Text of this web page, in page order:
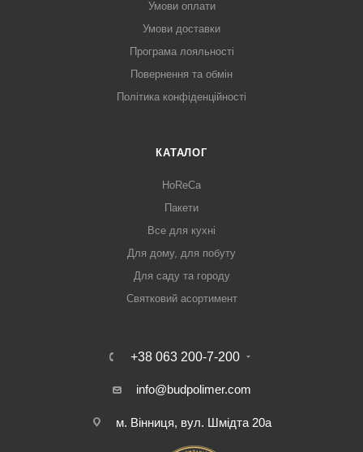
Умови оплати
Умови доставки
Програма лояльності
Повернення та обмін
Політика конфіденційності
КАТАЛОГ
HoReCa
Пакети
Все для кухні
Для дому, для побуту
Для саду та городу
Святковий асортимент
+38 063 200-7-200
info@budpolimer.com
м. Вінниця, вул. Шмідта 20а